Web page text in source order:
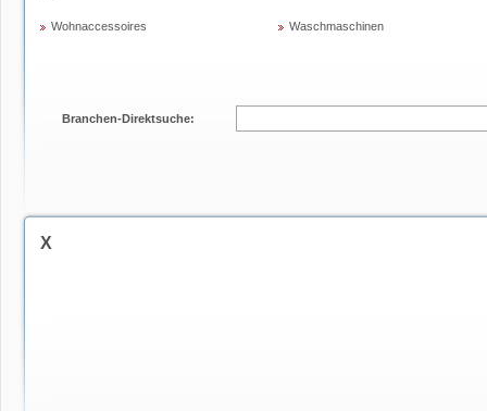
Wohnaccessoires Waschmaschinen
Branchen-Direktsuche:
X